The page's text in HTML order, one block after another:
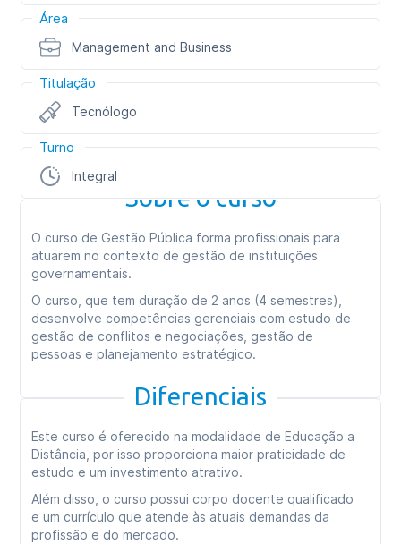
Área
Management and Business
Titulação
Tecnólogo
Turno
Integral
Sobre o curso
O curso de Gestão Pública forma profissionais para
atuarem no contexto de gestão de instituições
governamentais.
O curso, que tem duração de 2 anos (4 semestres),
desenvolve competências gerenciais com estudo de
gestão de conflitos e negociações, gestão de
pessoas e planejamento estratégico.
Diferenciais
Este curso é oferecido na modalidade de Educação a
Distância, por isso proporciona maior praticidade de
estudo e um investimento atrativo.
Além disso, o curso possui corpo docente qualificado
e um currículo que atende às atuais demandas da
profissão e do mercado.